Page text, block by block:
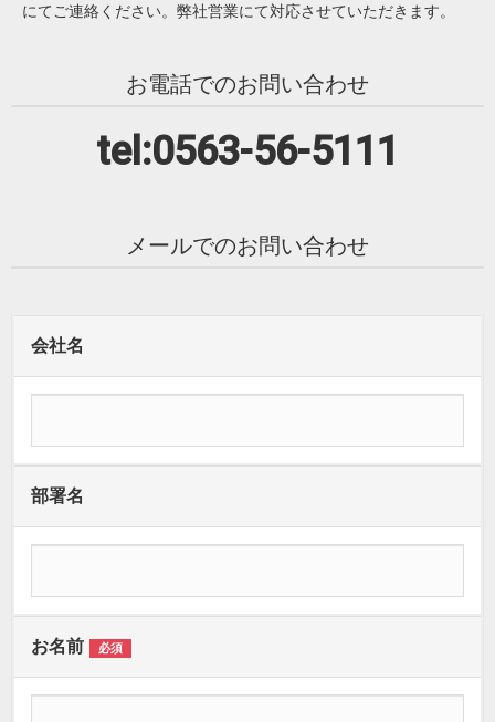
にてご連絡ください。弊社営業にて対応させていただきます。
お電話でのお問い合わせ
tel:0563-56-5111
メールでのお問い合わせ
会社名
部署名
お名前 必須